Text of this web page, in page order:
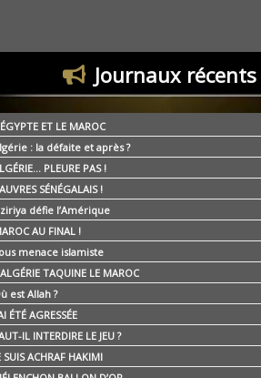
Journaux récents
ET LE MAROC
: la défaite et après ?
PLEURE PAS !
SÉNÉGALAIS !
défie l’Amérique
AU FINAL !
menace islamiste
TAQUINE LE MAROC
est Allah ?
ÉTÉ AGRESSÉE
IL INTERDIRE LE JEU ?
SUIS ACHRAF HAKIMI